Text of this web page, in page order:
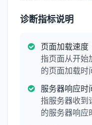
诊断指标说明
页面加载速度
指页面从开始
的页面加载时
服务器响应时
指服务器收到
的服务器响应